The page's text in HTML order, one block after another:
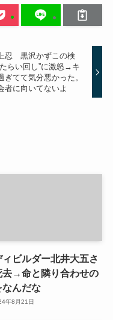
忍 黒沢かずこの検
らい回し”に激怒→キ
ぎてて気分悪かった。
者に向いてないよ
ィビルダー北井大五さ
去→命と隣り合わせの
なんだな
年8月21日